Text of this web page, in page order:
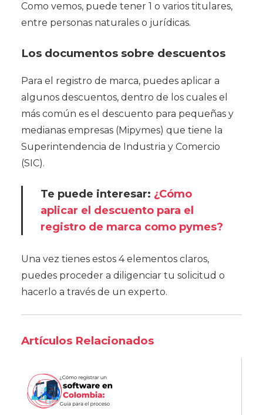
Como vemos, puede tener 1 o varios titulares,
entre personas naturales o jurídicas.
Los documentos sobre descuentos
Para el registro de marca, puedes aplicar a
algunos descuentos, dentro de los cuales el
más común es el descuento para pequeñas y
medianas empresas (Mipymes) que tiene la
Superintendencia de Industria y Comercio
(SIC).
Te puede interesar: ¿Cómo
aplicar el descuento para el
registro de marca como pymes?
Una vez tienes estos 4 elementos claros,
puedes proceder a diligenciar tu solicitud o
hacerlo a través de un experto.
Artículos Relacionados